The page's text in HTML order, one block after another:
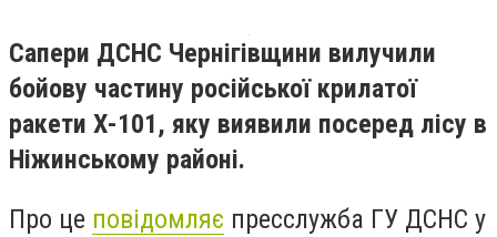
Сапери ДСНС Чернігівщини вилучили
бойову частину російської крилатої
ракети Х-101, яку виявили посеред лісу в
Ніжинському районі.
Про це повідомляє пресслужба ГУ ДСНС у